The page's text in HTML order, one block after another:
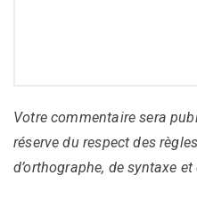
Votre commentaire sera
réserve du respect des
d’orthographe, de syntaxe